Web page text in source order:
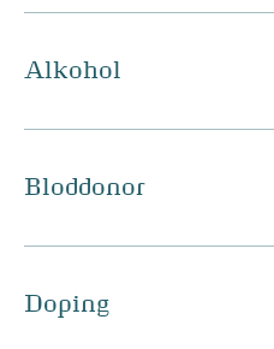
Alkohol
Bloddonor
Doping